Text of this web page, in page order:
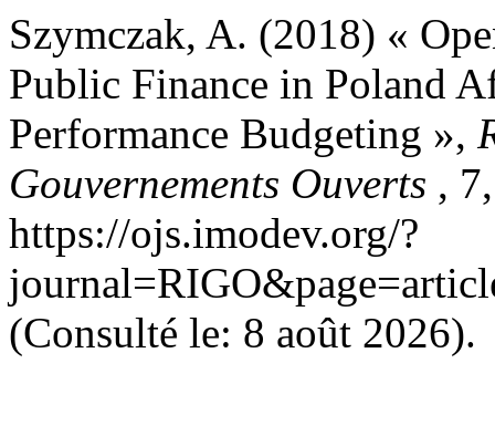
Szymczak, A. (2018) «
Public Finance in Poland
Performance Budgeting »,
Gouvernements Ouverts ,
https://ojs.imodev.org/?
(Consulté le: 8 août 2026).